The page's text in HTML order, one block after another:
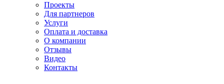
Проекты
Для партнеров
Услуги
Оплата и доставка
О компании
Отзывы
Видео
Контакты